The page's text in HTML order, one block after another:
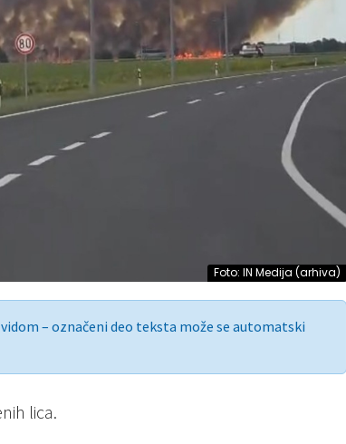
Foto: IN Medija (arhiva)
– označeni deo teksta može se automatski
lica.